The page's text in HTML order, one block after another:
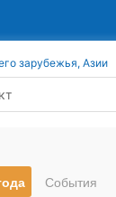
зарубежья, Азии
События